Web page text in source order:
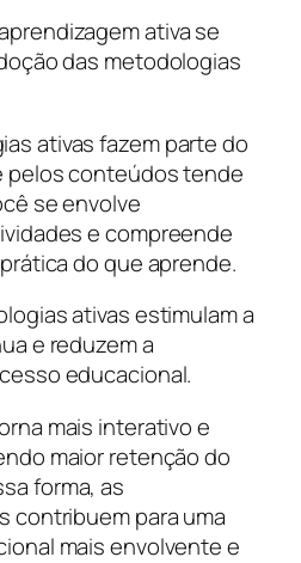
ativa se
das metodologias
ativas fazem parte do
pelos conteúdos tende
se envolve
e compreende
do que aprende.
ativas estimulam a
e reduzem a
educacional.
mais interativo e
maior retenção do
forma, as
contribuem para uma
mais envolvente e